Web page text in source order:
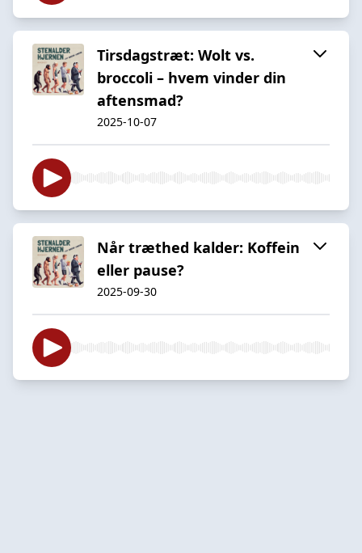
Tirsdagstræt: Wolt vs.
broccoli – hvem vinder din
aftensmad?
2025-10-07
Når træthed kalder: Koffein
eller pause?
2025-09-30